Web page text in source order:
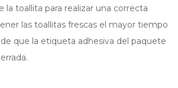
la toallita para realizar una correcta
las toallitas frescas el mayor tiempo
que la etiqueta adhesiva del paquete